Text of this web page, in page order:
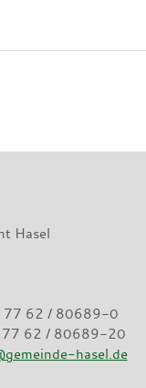
Hasel
77 62 / 80689-0
77 62 / 80689-20
hasel.de